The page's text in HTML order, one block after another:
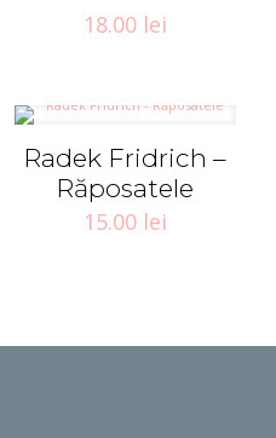
18.00 lei
Radek Fridrich –
Răposatele
15.00 lei